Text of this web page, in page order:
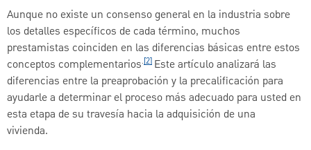
Aunque no existe un consenso general en la industria sobre
los detalles específicos de cada término, muchos
prestamistas coinciden en las diferencias básicas entre estos
conceptos complementarios.[2] Este artículo analizará las
diferencias entre la preaprobación y la precalificación para
ayudarle a determinar el proceso más adecuado para usted en
esta etapa de su travesía hacia la adquisición de una
vivienda.